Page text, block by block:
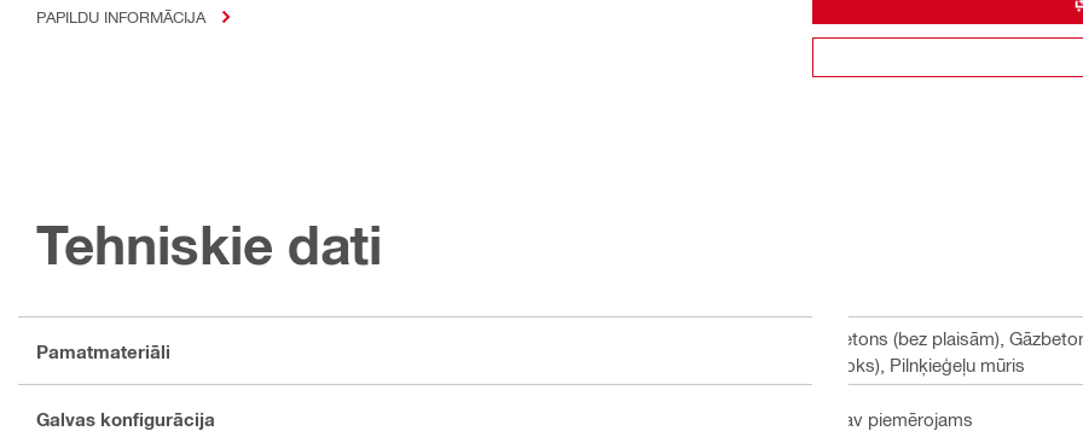
PAPILDU INFORMĀCIJA
Tehniskie dati
Pamatmateriāli
Betons (bez plaisām),
bloks), Pilnķieģeļu mūris
Galvas konfigurācija Nav piemērojams